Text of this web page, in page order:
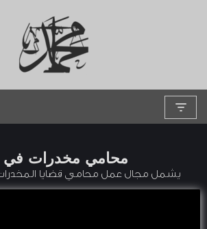
محامي مخدرات في
يشمل مجال عمل محامي قضايا